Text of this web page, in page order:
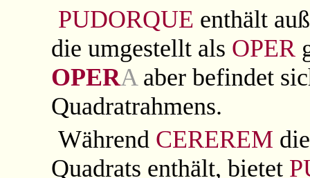
PUDORQUE enthält
die umgestellt als OPER
OPERA aber befindet
Quadratrahmens.
Während CEREREM
Quadrats enthält, bietet